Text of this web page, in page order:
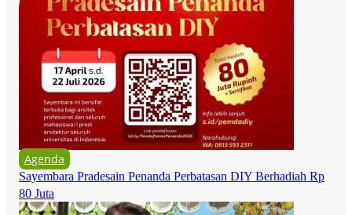
Agenda
Sayembara Pradesain Penanda Perbatasan DIY Berhadiah Rp
80 Juta